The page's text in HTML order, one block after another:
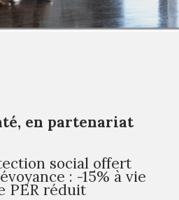
en partenariat
social offert
: -15% à vie
PER réduit